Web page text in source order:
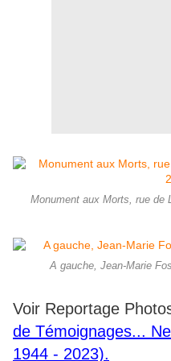
Monument aux Morts, rue de
A gauche, Jean-Marie
Voir Reportage
de Témoignages...
1944 - 2023).